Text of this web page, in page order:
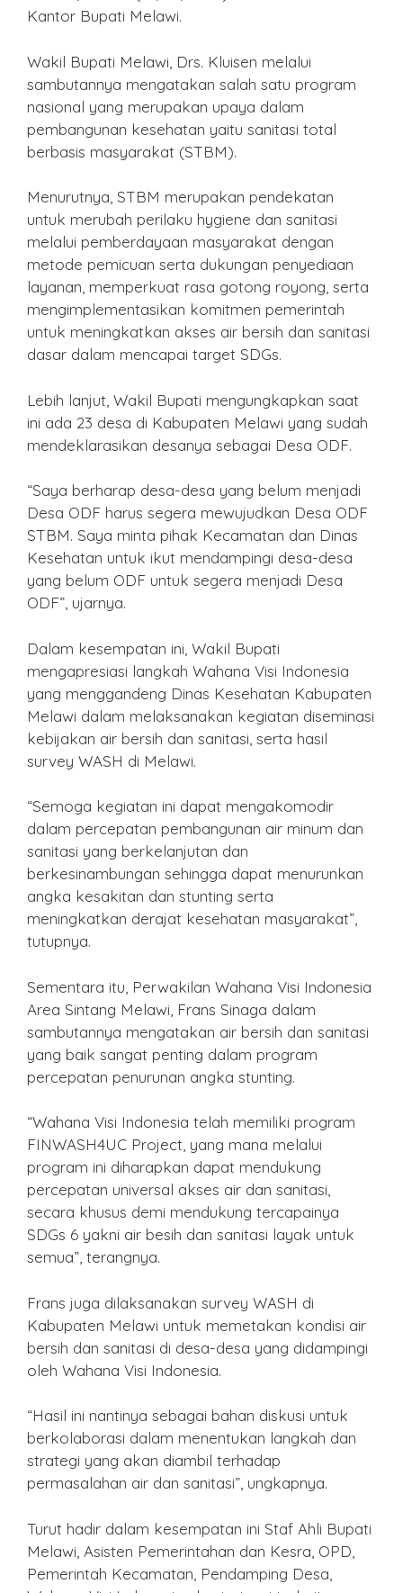
Kantor Bupati Melawi.
Wakil Bupati Melawi, Drs. Kluisen melalui
sambutannya mengatakan salah satu program
nasional yang merupakan upaya dalam
pembangunan kesehatan yaitu sanitasi total
berbasis masyarakat (STBM).
Menurutnya, STBM merupakan pendekatan
untuk merubah perilaku hygiene dan sanitasi
melalui pemberdayaan masyarakat dengan
metode pemicuan serta dukungan penyediaan
layanan, memperkuat rasa gotong royong, serta
mengimplementasikan komitmen pemerintah
untuk meningkatkan akses air bersih dan sanitasi
dasar dalam mencapai target SDGs.
Lebih lanjut, Wakil Bupati mengungkapkan saat
ini ada 23 desa di Kabupaten Melawi yang sudah
mendeklarasikan desanya sebagai Desa ODF.
“Saya berharap desa-desa yang belum menjadi
Desa ODF harus segera mewujudkan Desa ODF
STBM. Saya minta pihak Kecamatan dan Dinas
Kesehatan untuk ikut mendampingi desa-desa
yang belum ODF untuk segera menjadi Desa
ODF”, ujarnya.
Dalam kesempatan ini, Wakil Bupati
mengapresiasi langkah Wahana Visi Indonesia
yang menggandeng Dinas Kesehatan Kabupaten
Melawi dalam melaksanakan kegiatan diseminasi
kebijakan air bersih dan sanitasi, serta hasil
survey WASH di Melawi.
“Semoga kegiatan ini dapat mengakomodir
dalam percepatan pembangunan air minum dan
sanitasi yang berkelanjutan dan
berkesinambungan sehingga dapat menurunkan
angka kesakitan dan stunting serta
meningkatkan derajat kesehatan masyarakat”,
tutupnya.
Sementara itu, Perwakilan Wahana Visi Indonesia
Area Sintang Melawi, Frans Sinaga dalam
sambutannya mengatakan air bersih dan sanitasi
yang baik sangat penting dalam program
percepatan penurunan angka stunting.
“Wahana Visi Indonesia telah memiliki program
FINWASH4UC Project, yang mana melalui
program ini diharapkan dapat mendukung
percepatan universal akses air dan sanitasi,
secara khusus demi mendukung tercapainya
SDGs 6 yakni air besih dan sanitasi layak untuk
semua”, terangnya.
Frans juga dilaksanakan survey WASH di
Kabupaten Melawi untuk memetakan kondisi air
bersih dan sanitasi di desa-desa yang didampingi
oleh Wahana Visi Indonesia.
“Hasil ini nantinya sebagai bahan diskusi untuk
berkolaborasi dalam menentukan langkah dan
strategi yang akan diambil terhadap
permasalahan air dan sanitasi”, ungkapnya.
Turut hadir dalam kesempatan ini Staf Ahli Bupati
Melawi, Asisten Pemerintahan dan Kesra, OPD,
Pemerintah Kecamatan, Pendamping Desa,